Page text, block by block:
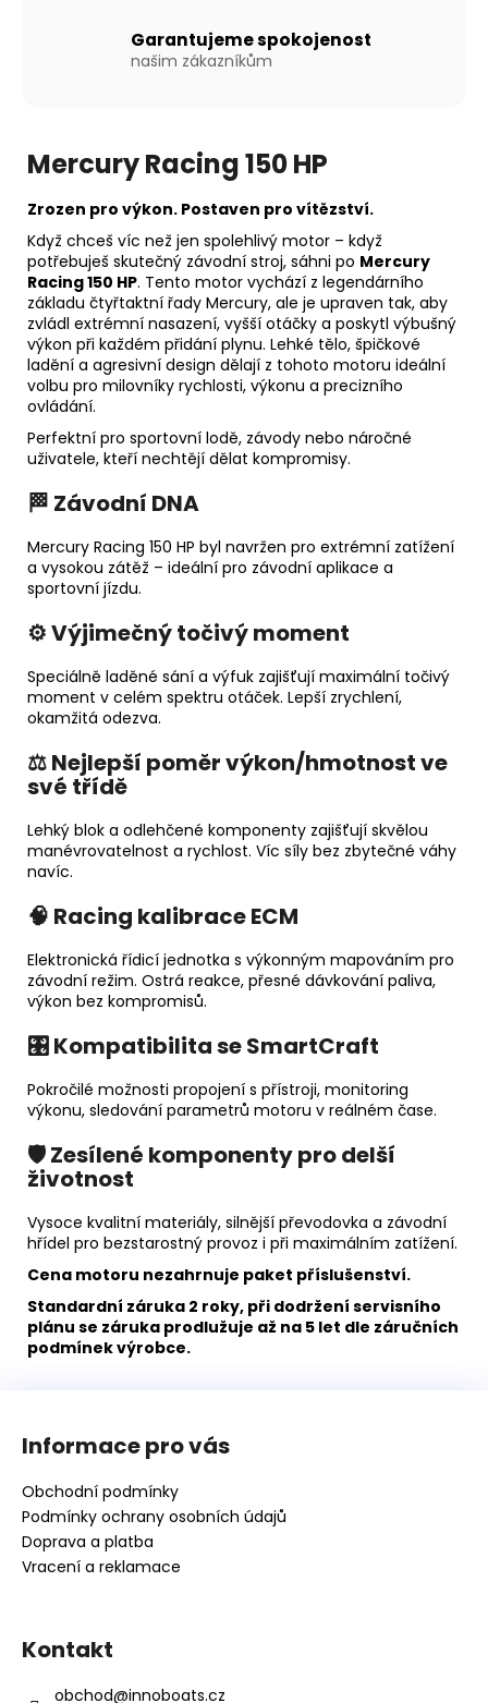
Garantujeme spokojenost
našim zákazníkům
Mercury Racing 150 HP
Zrozen pro výkon. Postaven pro vítězství.
Když chceš víc než jen spolehlivý motor – když
potřebuješ skutečný závodní stroj, sáhni po Mercury
Racing 150 HP. Tento motor vychází z legendárního
základu čtyřtaktní řady Mercury, ale je upraven tak, aby
zvládl extrémní nasazení, vyšší otáčky a poskytl výbušný
výkon při každém přidání plynu. Lehké tělo, špičkové
ladění a agresivní design dělají z tohoto motoru ideální
volbu pro milovníky rychlosti, výkonu a precizního
ovládání.
Perfektní pro sportovní lodě, závody nebo náročné
uživatele, kteří nechtějí dělat kompromisy.
🏁 Závodní DNA
Mercury Racing 150 HP byl navržen pro extrémní zatížení
a vysokou zátěž – ideální pro závodní aplikace a
sportovní jízdu.
⚙️Výjimečný točivý moment
Speciálně laděné sání a výfuk zajišťují maximální točivý
moment v celém spektru otáček. Lepší zrychlení,
okamžitá odezva.
⚖️Nejlepší poměr výkon/hmotnost ve
své třídě
Lehký blok a odlehčené komponenty zajišťují skvělou
manévrovatelnost a rychlost. Víc síly bez zbytečné váhy
navíc.
🧠 Racing kalibrace ECM
Elektronická řídicí jednotka s výkonným mapováním pro
závodní režim. Ostrá reakce, přesné dávkování paliva,
výkon bez kompromisů.
🎛️Kompatibilita se SmartCraft
Pokročilé možnosti propojení s přístroji, monitoring
výkonu, sledování parametrů motoru v reálném čase.
🛡️Zesílené komponenty pro delší
životnost
Vysoce kvalitní materiály, silnější převodovka a závodní
hřídel pro bezstarostný provoz i při maximálním zatížení.
Cena motoru nezahrnuje paket příslušenství.
Standardní záruka 2 roky, při dodržení servisního
plánu se záruka prodlužuje až na 5 let dle záručních
podmínek výrobce.
Informace pro vás
Obchodní podmínky
Podmínky ochrany osobních údajů
Doprava a platba
Vracení a reklamace
Kontakt
obchod@innoboats.cz